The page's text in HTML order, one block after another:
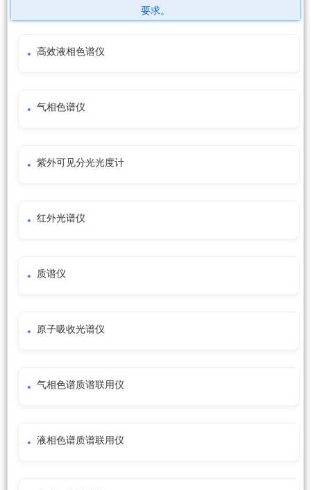
要求。
高效液相色谱仪
气相色谱仪
紫外可见分光光度计
红外光谱仪
质谱仪
原子吸收光谱仪
气相色谱质谱联用仪
液相色谱质谱联用仪